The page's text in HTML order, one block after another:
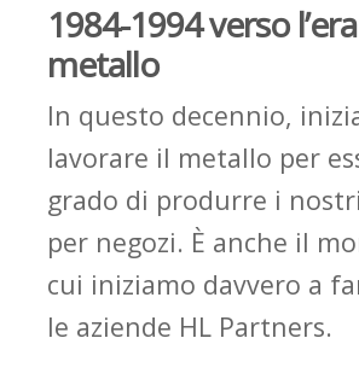
1984-1994verso
metallo
In questo decennio,
lavorare il metallo per
grado di produrre i
per negozi. È anche il
cui iniziamo davvero a
le aziende HL Partners.